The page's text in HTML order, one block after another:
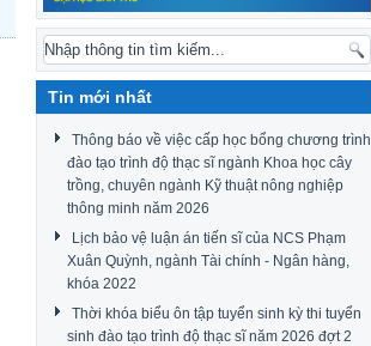
Tin mới nhất
Thông báo về việc cấp học bổng chương trình
đào tạo trình độ thạc sĩ ngành Khoa học cây
trồng, chuyên ngành Kỹ thuật nông nghiệp
thông minh năm 2026
Lịch bảo vệ luận án tiến sĩ của NCS Phạm
Xuân Quỳnh, ngành Tài chính - Ngân hàng,
khóa 2022
Thời khóa biểu ôn tập tuyển sinh kỳ thi tuyển
sinh đào tạo trình độ thạc sĩ năm 2026 đợt 2